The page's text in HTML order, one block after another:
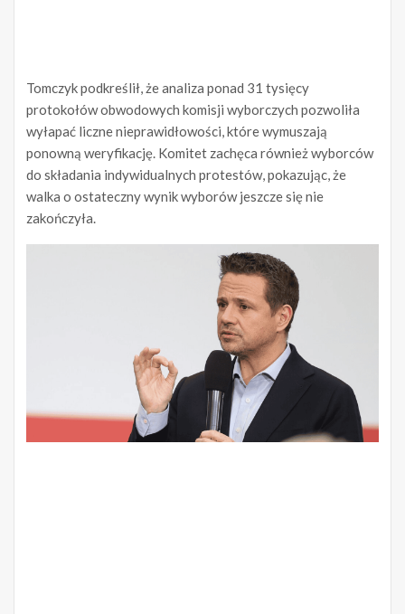
Tomczyk podkreślił, że analiza ponad 31 tysięcy
protokołów obwodowych komisji wyborczych pozwoliła
wyłapać liczne nieprawidłowości, które wymuszają
ponowną weryfikację. Komitet zachęca również wyborców
do składania indywidualnych protestów, pokazując, że
walka o ostateczny wynik wyborów jeszcze się nie
zakończyła.